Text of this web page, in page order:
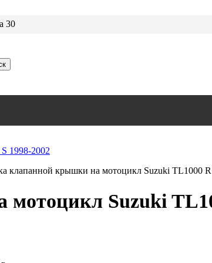
30
клапанной крышки на мотоцикл Suzuki TL1000 R
Suzuki